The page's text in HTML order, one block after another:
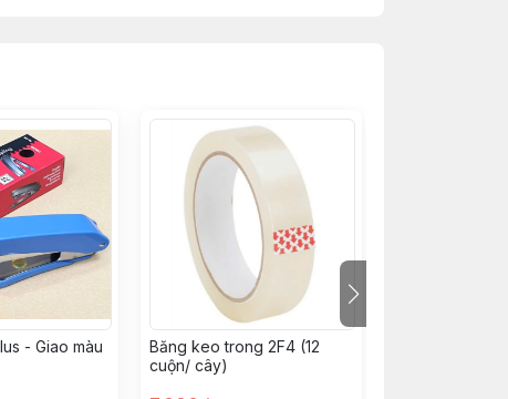
- Giao màu
Băng keo trong 2F4 (12
cuộn/ cây)